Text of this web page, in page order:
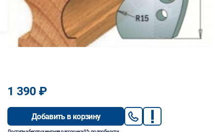
1 390 ₽
Добавить в корзину